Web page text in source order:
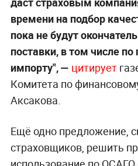
времени на подбор
пока не будут
поставки, в том числе
импорту", — цитирует
Комитета по
Аксакова.
Ещё одно предложение,
страховщиков, решить